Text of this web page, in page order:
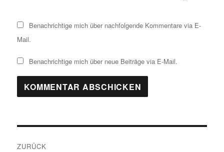
Benachrichtige mich über nachfolgende Kommentare via E-
Mail.
Benachrichtige mich über neue Beiträge via E-Mail.
ZURÜCK